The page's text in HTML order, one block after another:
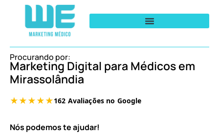
Procurando por:
Marketing Digital para Médicos em
Mirassolândia
Nós podemos te ajudar!